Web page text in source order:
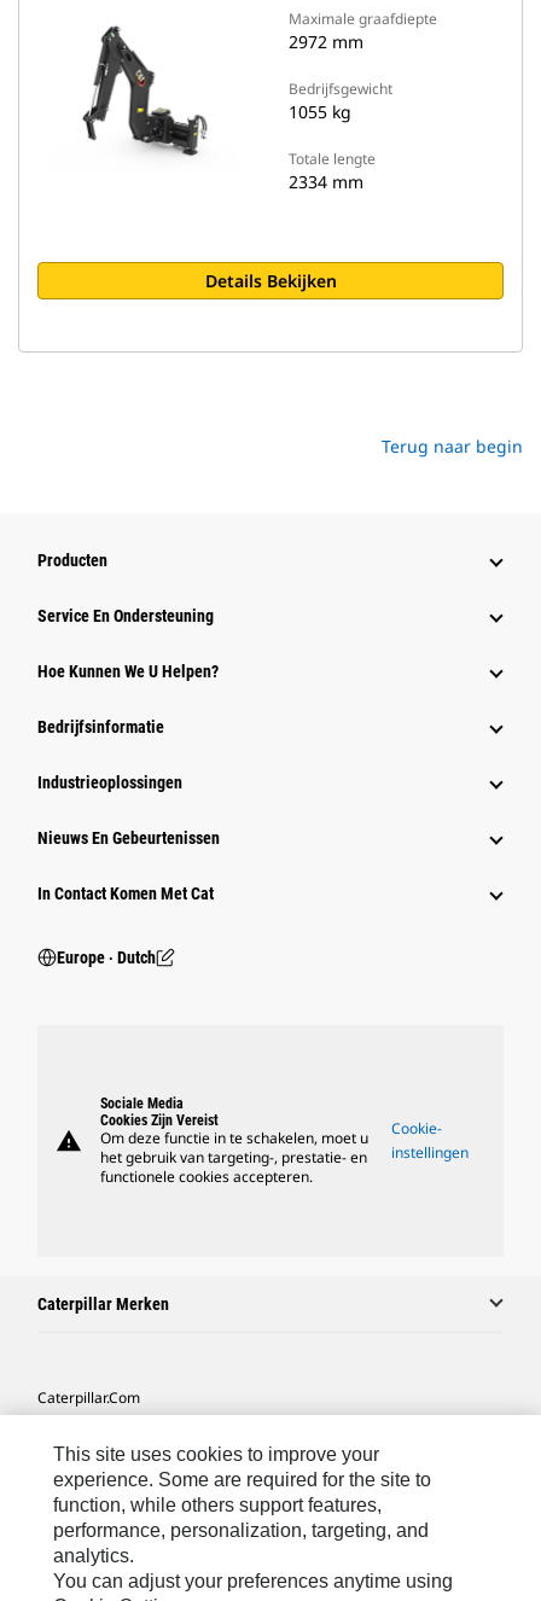
Maximale graafdiepte
2972 mm
Bedrijfsgewicht
1055 kg
Totale lengte
2334 mm
Details Bekijken
Terug naar begin
Producten
Service En Ondersteuning
Hoe Kunnen We U Helpen?
Bedrijfsinformatie
Industrieoplossingen
Nieuws En Gebeurtenissen
In Contact Komen Met Cat
Europe ‧ Dutch
warning
Sociale Media
Cookies Zijn Vereist
Om deze functie in te schakelen, moet u
het gebruik van targeting-, prestatie- en
functionele cookies accepteren.
Cookie-
instellingen
Caterpillar Merken
Caterpillar.com
Mijn Marketingvoorkeuren
Site Map
Cookie Settings
Legal
This site uses cookies to improve your
experience. Some are required for the site to
function, while others support features,
performance, personalization, targeting, and
analytics.
You can adjust your preferences anytime using